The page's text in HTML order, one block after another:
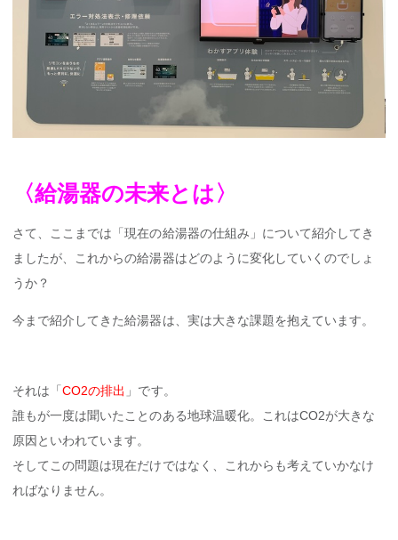
〈給湯器の未来とは〉
さて、ここまでは「現在の給湯器の仕組み」について紹介してき
ましたが、これからの給湯器はどのように変化していくのでしょ
うか？
今まで紹介してきた給湯器は、実は大きな課題を抱えています。
それは「CO2の排出 」です。
誰もが一度は聞いたことのある地球温暖化。これはCO2が大きな
原因といわれています。
そしてこの問題は現在だけではなく、これからも考えていかなけ
ればなりません。